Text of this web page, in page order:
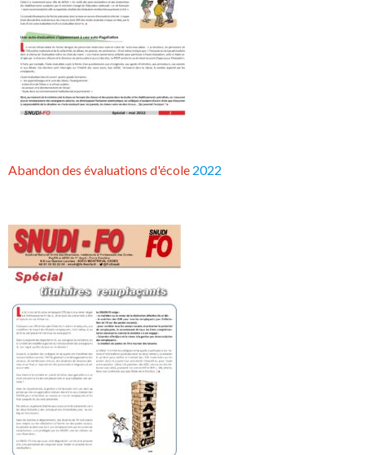
Abandon des évaluations d'école 2022